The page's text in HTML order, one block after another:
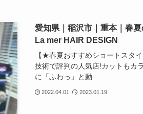
愛知県｜稲沢市｜重本｜春夏
La mer HAIR DESIGN
【★春夏おすすめショートスタ
技術で評判の人気店!カットもカ
に「ふわっ」と動...
2022.04.01 2023.01.19